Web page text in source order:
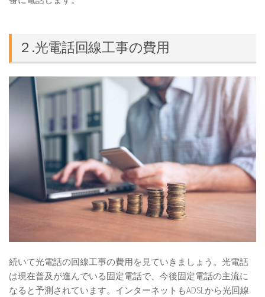
２.光電話回線工事の費用
続いて光電話の回線工事の費用を見ていきましょう。光電話
は現在普及が進んでいる固定電話で、今後固定電話の主流に
なると予測されています。インターネットもADSLから光回線